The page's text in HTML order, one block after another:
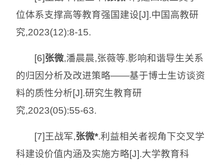
位体系支撑高等教育强国建设[J].中国高教研
究,2023(12):8-15.
[6]张微,潘晨晨,张薇等.影响和谐导生关系
的归因分析及改进策略——基于博士生访谈资
料的质性分析[J].研究生教育研
究,2023(05):55-63.
[7]王战军,张微*.利益相关者视角下交叉学
科建设价值内涵及实施方略[J].大学教育科